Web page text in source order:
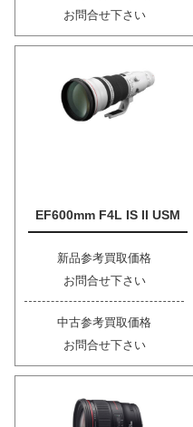
お問合せ下さい
EF600mm F4L IS II USM
新品参考買取価格
お問合せ下さい
中古参考買取価格
お問合せ下さい